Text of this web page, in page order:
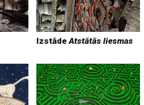
IzstādeAtstātās liesmas